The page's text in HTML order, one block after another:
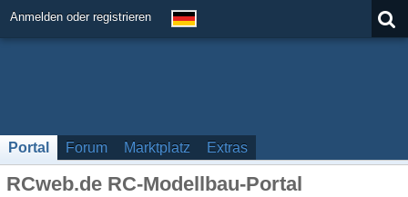
Anmelden oder registrieren
Portal Forum Marktplatz Extras
RCweb.de RC-Modellbau-Portal